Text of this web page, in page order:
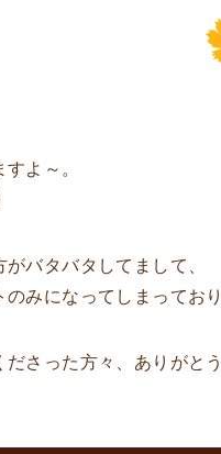
よ～。
バタバタしてまして、
みになってしまっており
さった方々、ありがと